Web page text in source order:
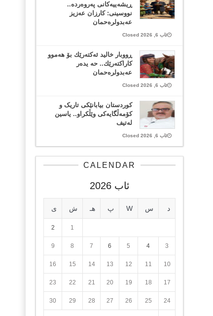
ڕیشەییەکانی پەروەردە..
نووسینی: کارزان عەزیز
عەبدولرەحمان
ئاب 6, 2026 Closed
ڕووبار خالید ئەكتەرێك بۆ هەموو
كاراكتەرێك.. حه یدەر
عەبدولرەحمان
ئاب 6, 2026 Closed
کوردستان بیابانێکی تاریک و
کۆمەڵگایەکی وێڵکراو.. یاسین
لەتیف
ئاب 6, 2026 Closed
CALENDAR
ئاب 2026
د س W پ هـ ش ی
1
2
3
4
5
6
7
8
9
10
11
12
13
14
15
16
17
18
19
20
21
22
23
24
25
26
27
28
29
30